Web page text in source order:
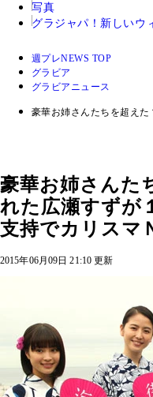
写真
グラジャパ！ 新しいウ
週プレNEWS TOP
グラビア
グラビアニュース
豪華お姉さんたちを超え
豪華お姉さんた
れた広瀬すずが
支持でカリスマ
2015年06月09日 21:10 更新